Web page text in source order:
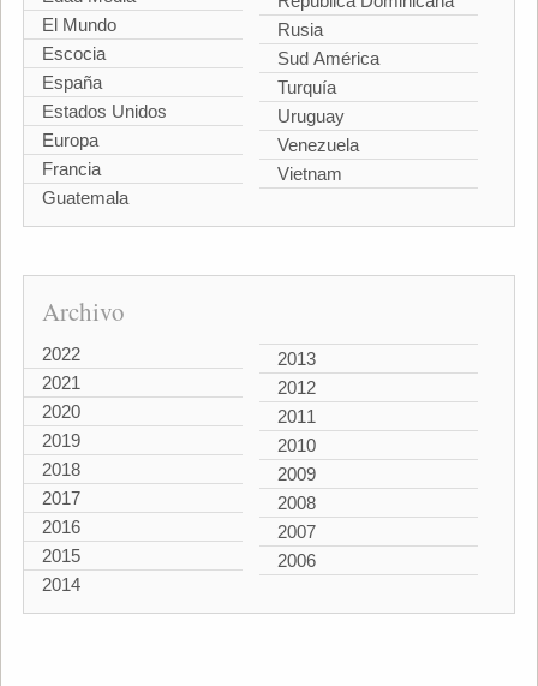
El Mundo
Escocia
España
Estados Unidos
Europa
Francia
Guatemala
Rusia
Sud América
Turquía
Uruguay
Venezuela
Vietnam
Archivo
2022
2021
2020
2019
2018
2017
2016
2015
2014
2013
2012
2011
2010
2009
2008
2007
2006